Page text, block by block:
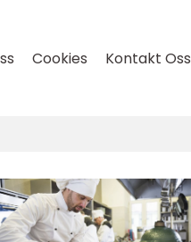
Cookies Kontakt Oss